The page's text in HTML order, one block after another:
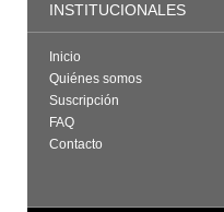
INSTITUCIONALES
Inicio
Quiénes somos
Suscripción
FAQ
Contacto